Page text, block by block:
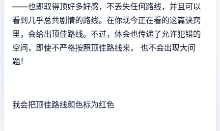
——也即取得顶好多好感，不丢失任何路线，并且可以
看到几乎总共剧情的路线。在你现今正在看的这篇诀窍
里，会给出顶佳路线。不过，体会也传递了允许犯错的
空间，即使不严格按照顶佳路线来， 也不会出现大问
题！
我会把顶佳路线颜色标为红色